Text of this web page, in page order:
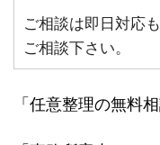
ご相談は即日対応
ご相談下さい。
「任意整理の無料